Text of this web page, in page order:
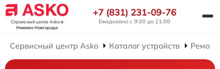
Сервисный центр Askoв
Нижнем Новгороде
+7 (831) 231-09-76
Ежедневно с 9:00 до 21:00
Сервисный центр Asko Каталог устройств